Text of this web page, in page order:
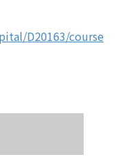
D20163/course